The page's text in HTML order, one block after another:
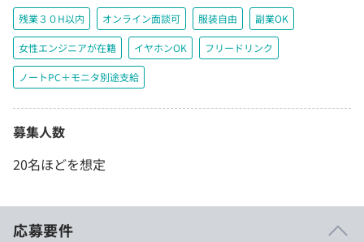
残業３０H以内 オンライン面談可 服装自由 副業OK
女性エンジニアが在籍 イヤホンOK フリードリンク
ノートPC＋モニタ別途支給
募集人数
20名ほどを想定
応募要件